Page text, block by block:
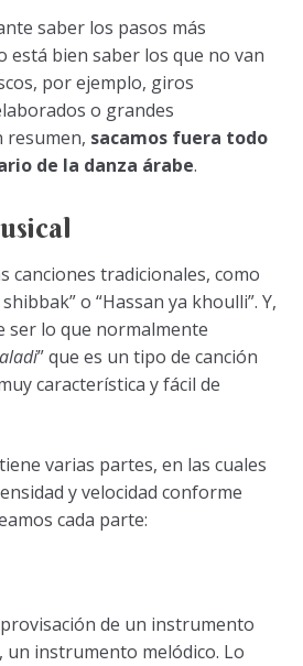
saber los pasos más
está bien saber los que no van
por ejemplo, giros
o grandes
resumen, sacamos fuera todo
de la danza árabe.
canciones tradicionales, como
o “Hassan ya khoulli”. Y,
ser lo que normalmente
” que es un tipo de canción
característica y fácil de
varias partes, en las cuales
y velocidad conforme
cada parte:
de un instrumento
un instrumento melódico. Lo